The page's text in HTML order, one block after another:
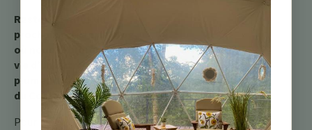
Restez à l’affût du
prochain article de blog,
où nous explorerons la
vie d’un autre résident à
plumes des montagnes
du Costa Rica !
Pour plus d’informations,